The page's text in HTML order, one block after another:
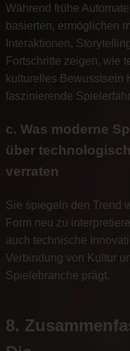
Während frühe
basierten, ermöglichen
Interaktionen,
Fortschritte zeigen, wie
kulturelles Bewusstsein
faszinierende
c. Was moderne
über
verraten
Sie spiegeln den Trend
Form neu zu
auch technische
Verbindung von Kultur
Spielebranche prägt.
8.